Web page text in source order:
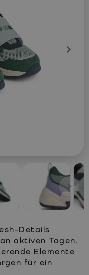
Details
aktiven Tagen.
Elemente
für ein